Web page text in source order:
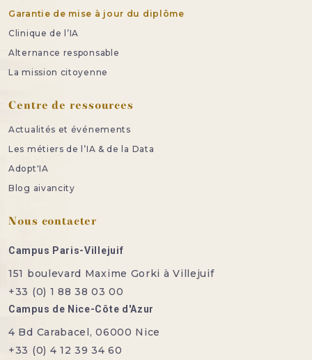
Garantie de mise à jour du diplôme
Clinique de l’IA
Alternance responsable
La mission citoyenne
Centre de ressources
Actualités et événements
Les métiers de l’IA & de la Data
Adopt'IA
Blog aivancity
Nous contacter
Campus Paris-Villejuif
151 boulevard Maxime Gorki à Villejuif
+33 (0) 1 88 38 03 00
Campus de Nice-Côte d'Azur
4 Bd Carabacel, 06000 Nice
+33 (0) 4 12 39 34 60